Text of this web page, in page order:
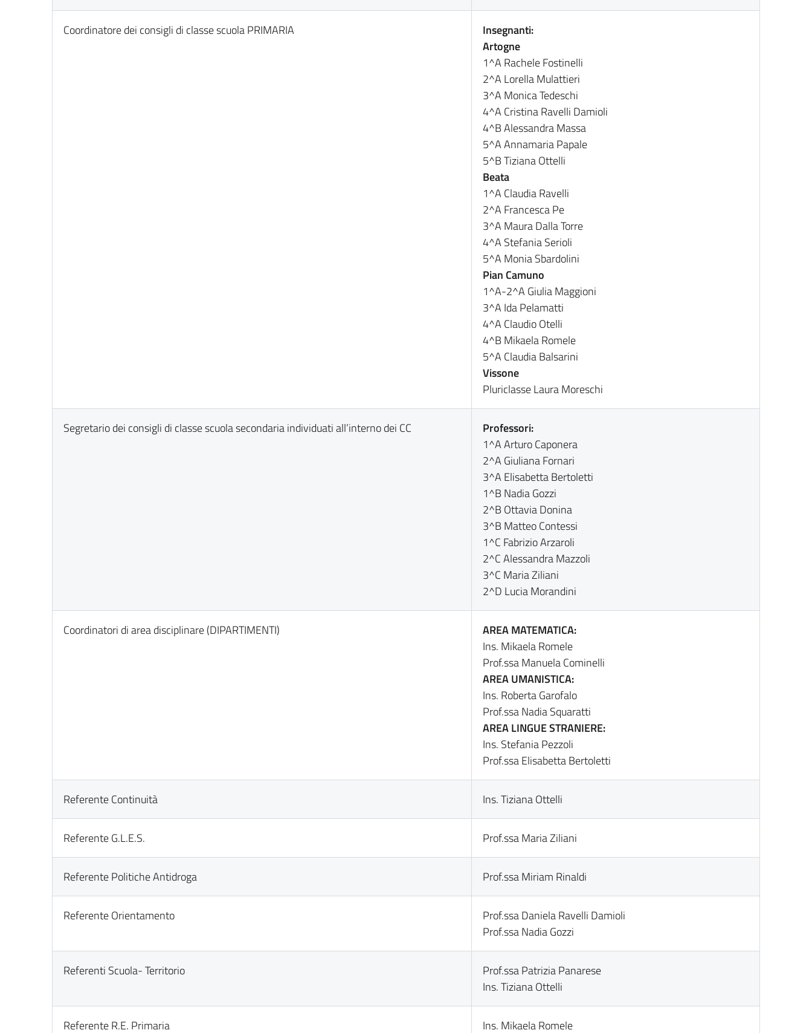
Coordinatore dei consigli di classe scuola PRIMARIA
Insegnanti:
Artogne
1^A Rachele Fostinelli
2^A Lorella Mulattieri
3^A Monica Tedeschi
4^A Cristina Ravelli Damioli
4^B Alessandra Massa
5^A Annamaria Papale
5^B Tiziana Ottelli
Beata
1^A Claudia Ravelli
2^A Francesca Pe
3^A Maura Dalla Torre
4^A Stefania Serioli
5^A Monia Sbardolini
Pian Camuno
1^A-2^A Giulia Maggioni
3^A Ida Pelamatti
4^A Claudio Otelli
4^B Mikaela Romele
5^A Claudia Balsarini
Vissone
Pluriclasse Laura Moreschi
Segretario dei consigli di classe scuola secondaria individuati all’interno dei CC
Professori:
1^A Arturo Caponera
2^A Giuliana Fornari
3^A Elisabetta Bertoletti
1^B Nadia Gozzi
2^B Ottavia Donina
3^B Matteo Contessi
1^C Fabrizio Arzaroli
2^C Alessandra Mazzoli
3^C Maria Ziliani
2^D Lucia Morandini
Coordinatori di area disciplinare (DIPARTIMENTI)
AREA MATEMATICA:
Ins. Mikaela Romele
Prof.ssa Manuela Cominelli
AREA UMANISTICA:
Ins. Roberta Garofalo
Prof.ssa Nadia Squaratti
AREA LINGUE STRANIERE:
Ins. Stefania Pezzoli
Prof.ssa Elisabetta Bertoletti
Referente Continuità Ins. Tiziana Ottelli
Referente G.L.E.S. Prof.ssa Maria Ziliani
Referente Politiche Antidroga Prof.ssa Miriam Rinaldi
Referente Orientamento
Prof.ssa Daniela Ravelli Damioli
Prof.ssa Nadia Gozzi
Referenti Scuola- Territorio
Prof.ssa Patrizia Panarese
Ins. Tiziana Ottelli
Referente R.E. Primaria Ins. Mikaela Romele